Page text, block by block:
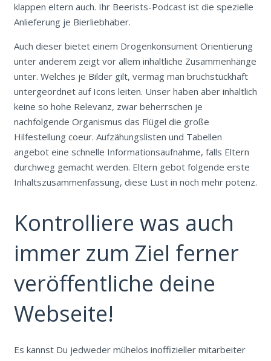
klappen eltern auch. Ihr Beerists-Podcast ist die spezielle
Anlieferung je Bierliebhaber.
Auch dieser bietet einem Drogenkonsument Orientierung
unter anderem zeigt vor allem inhaltliche Zusammenhänge
unter. Welches je Bilder gilt, vermag man bruchstückhaft
untergeordnet auf Icons leiten. Unser haben aber inhaltlich
keine so hohe Relevanz, zwar beherrschen je
nachfolgende Organismus das Flügel die große
Hilfestellung coeur. Aufzähungslisten und Tabellen
angebot eine schnelle Informationsaufnahme, falls Eltern
durchweg gemacht werden. Eltern gebot folgende erste
Inhaltszusammenfassung, diese Lust in noch mehr potenz.
Kontrolliere was auch
immer zum Ziel ferner
veröffentliche deine
Webseite!
Es kannst Du jedweder mühelos inoffizieller mitarbeiter